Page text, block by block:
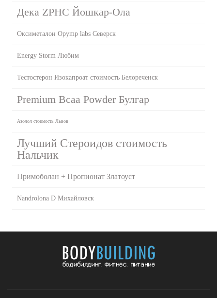
Дека ZPHC Йошкар-Ола
Оксиметалон Opymp labs Северск
Energy Storm Любим
Тестостерон Изокапроат стоимость Белореченск
Premium Bcaa Powder Булгар
Азолол стоимость Львов
Лучший Стероидов стоимость
Нальчик
Примоболан + Пропионат Златоуст
Nandrolona D Михайловск